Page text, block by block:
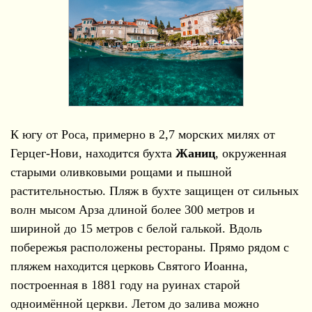
К югу от Роса, примерно в 2,7 морских милях от
Герцег-Нови, находится бухта Жаниц, окруженная
старыми оливковыми рощами и пышной
растительностью. Пляж в бухте защищен от сильных
волн мысом Арза длиной более 300 метров и
шириной до 15 метров с белой галькой. Вдоль
побережья расположены рестораны. Прямо рядом с
пляжем находится церковь Святого Иоанна,
построенная в 1881 году на руинах старой
одноимённой церкви. Летом до залива можно